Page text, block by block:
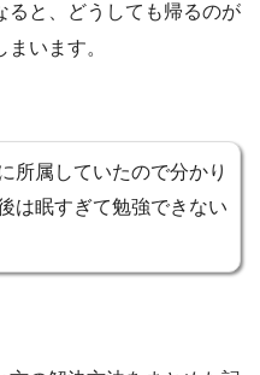
ると、どうしても帰るのが
います。
所属していたので分かり
は眠すぎて勉強できない